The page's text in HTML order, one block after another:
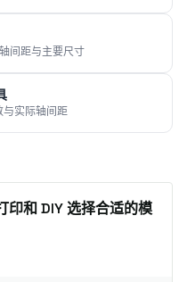
间距与主要尺寸
与实际轴间距
和 DIY 选择合适的模